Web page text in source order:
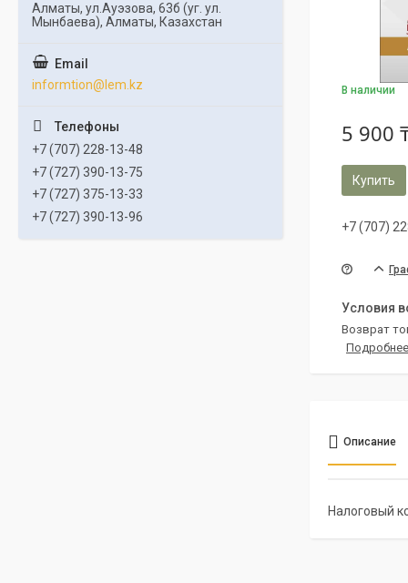
В наличии
5 900
Купить
+7 (707)
возврат
Подробнее
Описание
Налоговый
Алматы, ул.Ауэзова, 63б (уг. ул.
Мынбаева), Алматы, Казахстан
informtion@lem.kz
+7 (707) 228-13-48
+7 (727) 390-13-75
+7 (727) 375-13-33
+7 (727) 390-13-96